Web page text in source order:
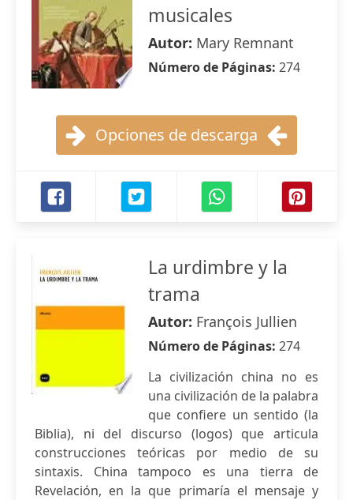
musicales
Autor: Mary Remnant
Número de Páginas: 274
Opciones de descarga
La urdimbre y la
trama
Autor: François Jullien
Número de Páginas: 274
La civilización china no es
una civilización de la palabra
que confiere un sentido (la
Biblia), ni del discurso (logos) que articula
construcciones teóricas por medio de su
sintaxis. China tampoco es una tierra de
Revelación, en la que primaría el mensaje y